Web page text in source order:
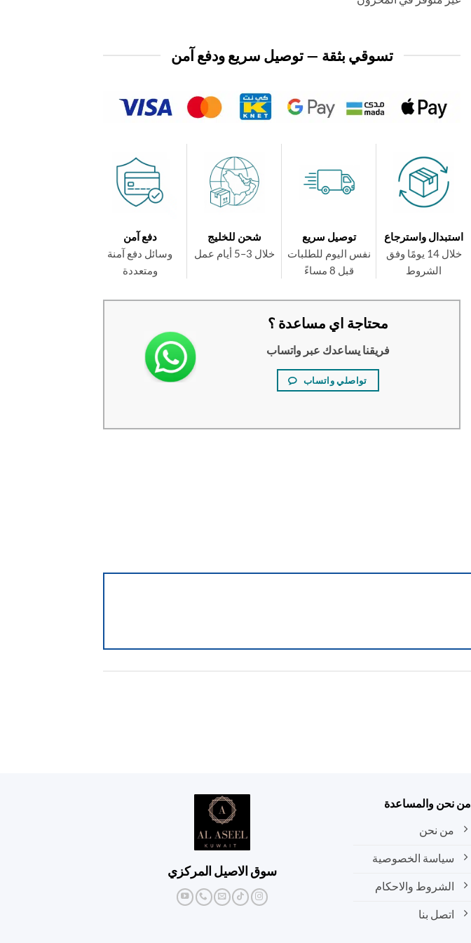
29,950 د.ك.
تسوقي بثقة — توصيل سريع ودفع آمن
استبدال واسترجاع
خلال 14 يومًا وفق
الشروط
توصيل سريع
نفس اليوم للطلبات
قبل 8 مساءً
شحن للخليج
خلال 3–5 أيام عمل
دفع آمن
وسائل دفع آمنة
ومتعددة
محتاجة اي مساعدة ؟
فريقنا يساعدك عبر واتساب
تواصلي واتساب
من نحن والمساعدة
من نحن
سياسة الخصوصية
الشروط والاحكام
اتصل بنا
سوق الاصيل المركزي